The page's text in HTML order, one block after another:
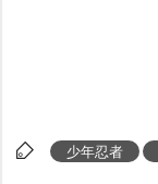
少年忍者